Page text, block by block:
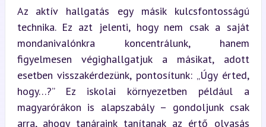
Az aktív hallgatás egy másik kulcsfontosságú
technika. Ez azt jelenti, hogy nem csak a saját
mondanivalónkra koncentrálunk, hanem
figyelmesen végighallgatjuk a másikat, adott
esetben visszakérdezünk, pontosítunk: „Úgy érted,
hogy…?” Ez iskolai környezetben például a
magyarórákon is alapszabály – gondoljunk csak
arra, ahogy tanáraink tanítanak az értő olvasás